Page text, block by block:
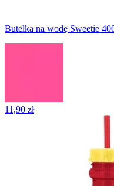
Butelka na wodę Sweetie
11,90 zł